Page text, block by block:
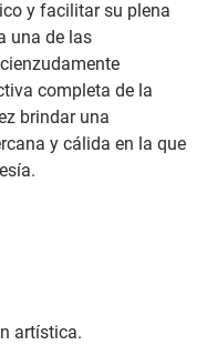
y facilitar su plena
una de las
completa de la
brindar una
y cálida en la que
artística.